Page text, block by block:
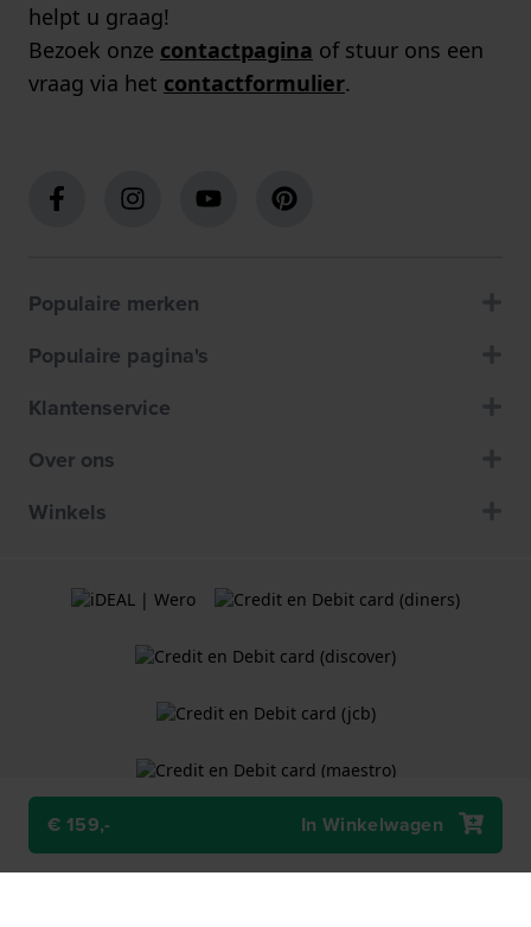
€ 159,- In Winkelwagen
helpt u graag!
Bezoek onze contactpagina of stuur ons een
vraag via het contactformulier.
Populaire merken
Populaire pagina's
Klantenservice
Over ons
Winkels